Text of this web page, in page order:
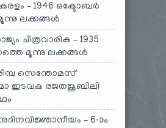
– 1946 ഒക്ടോബർ
ലക്കങ്ങൾ
ചിത്രവാരിക – 1935
മൂന്നു ലക്കങ്ങൾ
സെന്തോമസ്
ഇടവക രജതജൂബിലി
– 6-ാം